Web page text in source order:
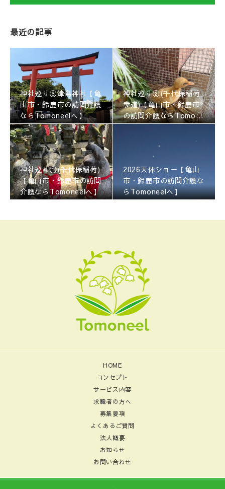
最近の記事
神社巡り③津島神社【亀
山市・鈴鹿市の訪問介護
ならTomoneelへ】
神社巡り②(千代保稲荷
参道)【亀山市・鈴鹿市
の訪問介護ならTomone
elへ】
神社巡り①(千代保稲荷)
【亀山市・鈴鹿市の訪問
介護ならTomoneelへ】
2026天体ショー【亀山
市・鈴鹿市の訪問介護な
らTomoneelへ】
HOME
コンセプト
サービス内容
求職者の方へ
募集要項
よくあるご質問
法人概要
お知らせ
お問い合わせ